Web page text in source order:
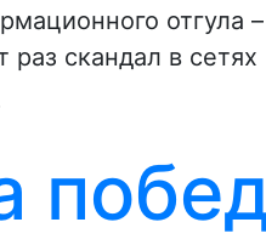
отгула
скандал в